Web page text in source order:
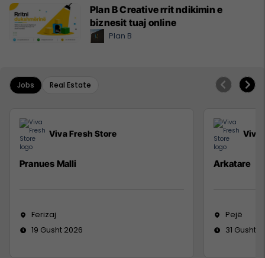
Plan B Creative rrit ndikimin e
biznesit tuaj online
Plan B
Jobs Real Estate
Viva Fresh Store
Pranues Malli
Ferizaj
19 Gusht 2026
Viva
Arkatare
Pejë
31 Gusht